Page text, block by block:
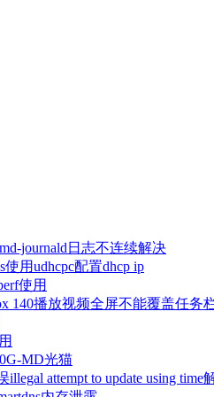
journald日志不连续解决
使用udhcpc配置dhcp ip
使用
140播放视频全屏不能覆盖任务
MD光猫
illegal attempt to update using time